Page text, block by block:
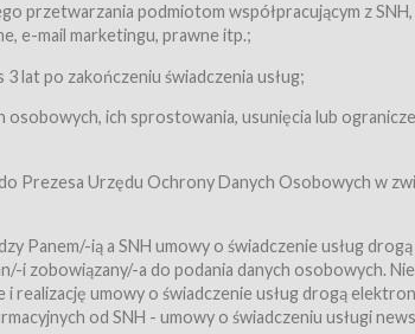
będących osobami fizycznymi.
świadczy Usługi drogą elektroniczną w rozumieniu
Nr 144, poz. 1204, z późń. zm.). Usługi świadczone są
w Serwisie,
18 lipca 2002 r. o świadczeniu usług drogą
przetwarzania podmiotom współpracującym z
e-mail marketingu, prawne itp.;
lat po zakończeniu świadczenia usług;
osobowych, ich sprostowania, usunięcia lub
Prezesa Urzędu Ochrony Danych Osobowych w
Panem/-ią a SNH umowy o świadczenie usług drogą
i zobowiązany/-a do podania danych osobowych.
realizację umowy o świadczenie usług drogą
od SNH - umowy o świadczeniu usługi